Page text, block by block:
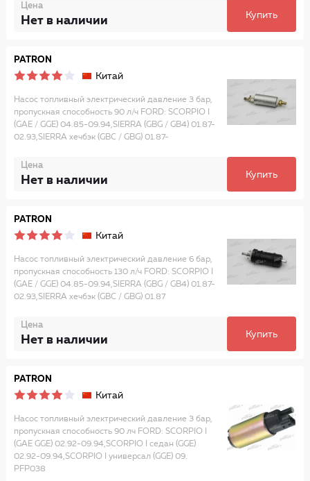
Цена
Нет в наличии Купить
PATRON
Китай
Насос топливный электрический давление 3 бар,
пропускная способность 90 л/ч FORD: SCORPIO I
(GAE / GGE) 04.85-09.94,SIERRA (GBG / GB4) 01.87-
02.93,SIERRA хечбэк (GBC / GBG) 01.87-
Цена
Нет в наличии Купить
PATRON
Китай
Насос топливный электрический давление 6 бар,
пропускная способность 130 л/ч FORD: SCORPIO I
(GAE / GGE) 04.85-09.94,SIERRA (GBG / GB4) 01.87-
02.93,SIERRA хечбэк (GBC / GBG) 01.87
Цена
Нет в наличии Купить
PATRON
Китай
Насос топливный электрический давление 3 бар,
пропускная способность 90 лч FORD: SCORPIO I
(GAE GGE) 02.92-09.94,SCORPIO I седан (GGE)
02.92-09.94,SCORPIO I универсал (GGE) 09.
PFP038